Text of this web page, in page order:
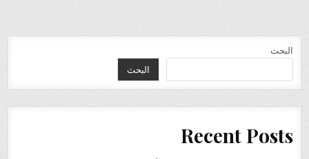
البحث
البحث
Recent Posts